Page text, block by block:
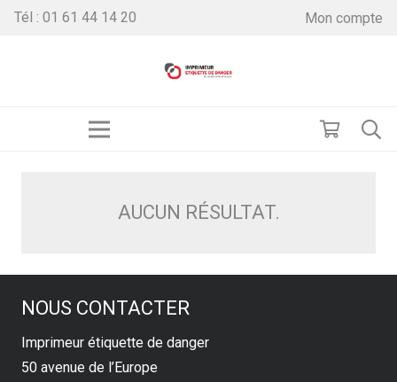
Tél : 01 61 44 14 20 Mon compte
AUCUN RÉSULTAT.
NOUS CONTACTER
Imprimeur étiquette de danger
50 avenue de l’Europe